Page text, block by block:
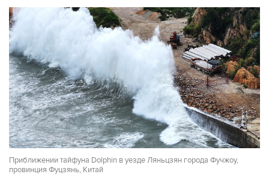
Приближении тайфуна Dolphin в уезде Ляньцзян города Фучжоу,
провинция Фуцзянь, Китай